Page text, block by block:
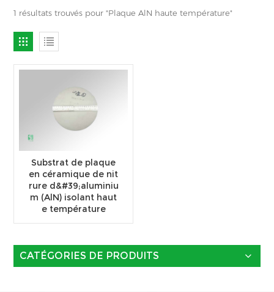
1 résultats trouvés pour "Plaque AlN haute température"
Substrat de plaque
en céramique de nit
rure d&#39;aluminiu
m (AlN) isolant haut
e température
CATÉGORIES DE PRODUITS